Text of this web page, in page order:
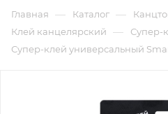
Главная — Каталог —
Клей канцелярский — Супер-
Супер-клей универсальный